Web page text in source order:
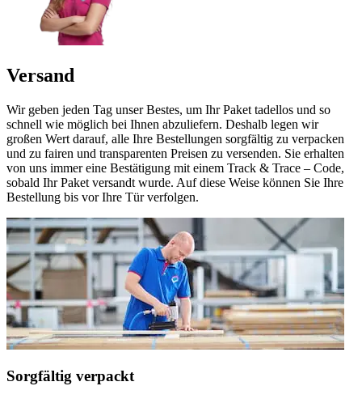
Versand
Wir geben jeden Tag unser Bestes, um Ihr Paket tadellos und so
schnell wie möglich bei Ihnen abzuliefern. Deshalb legen wir
großen Wert darauf, alle Ihre Bestellungen sorgfältig zu verpacken
und zu fairen und transparenten Preisen zu versenden. Sie erhalten
von uns immer eine Bestätigung mit einem Track & Trace – Code,
sobald Ihr Paket versandt wurde. Auf diese Weise können Sie Ihre
Bestellung bis vor Ihre Tür verfolgen.
Sorgfältig verpackt